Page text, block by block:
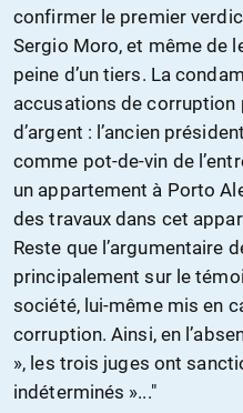
confirmer le premier
Sergio Moro, et même de
peine d’un tiers. La
accusations de corruption
d’argent : l’ancien
comme pot-de-vin de
un appartement à Porto
des travaux dans cet
Reste que l’argumentaire
principalement sur le
société, lui-même mis en
corruption. Ainsi, en
», les trois juges ont
indéterminés »..."